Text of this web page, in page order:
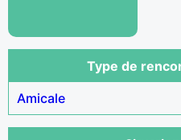
Type de
Amicale